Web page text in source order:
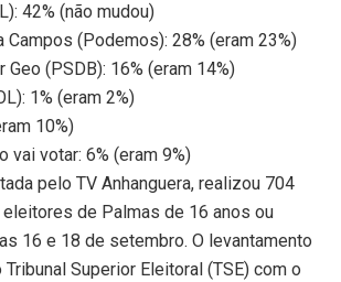
42% (não mudou)
Campos (Podemos): 28% (eram 23%)
(PSDB): 16% (eram 14%)
1% (eram 2%)
10%)
vai votar: 6% (eram 9%)
pelo TV Anhanguera, realizou 704
de Palmas de 16 anos ou
16 e 18 de setembro. O levantamento
Superior Eleitoral (TSE) com o